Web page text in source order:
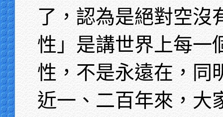
了，認為是絕對空沒
性」是講世界上每一
性，不是永遠在，同
近一、二百年來，大